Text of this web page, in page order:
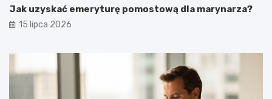
Jak uzyskać emeryturę pomostową dla marynarza?
15 lipca 2026